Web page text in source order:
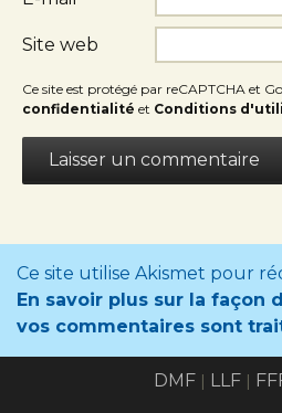
Site web
Ce site est protégé par reCAPTCHA et
confidentialité et Conditions
Ce site utilise Akismet pour
En savoir plus sur la façon
vos commentaires sont
DMF | LLF |